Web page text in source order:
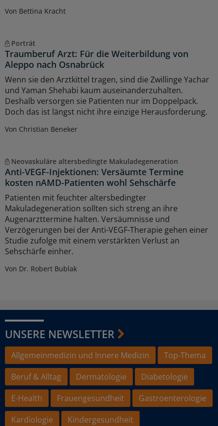
Von Bettina Kracht
Porträt
Traumberuf Arzt: Für die Weiterbildung von
Aleppo nach Osnabrück
Wenn sie den Arztkittel tragen, sind die Zwillinge Yachar
und Yaman Shehabi kaum auseinanderzuhalten.
Deshalb versorgen sie Patienten nur im Doppelpack.
Doch das ist längst nicht ihre einzige Herausforderung.
Von Christian Beneker
Neovaskuläre altersbedingte Makuladegeneration
Anti-VEGF-Injektionen: Versäumte Termine
kosten nAMD-Patienten wohl Sehschärfe
Patienten mit feuchter altersbedingter
Makuladegeneration sollten sich streng an ihre
Augenarzttermine halten. Versäumnisse und
Verzögerungen bei der Anti-VEGF-Therapie gehen einer
Studie zufolge mit einem verstärkten Verlust an
Sehschärfe einher.
Von Dr. Robert Bublak
UNSERE NEWSLETTER
Allgemeinmedizin und Innere Medizin
Top-Thema
Beruf & Alltag
Dermatologie
Diabetologie
E-Health
Frauengesundheit
Gastroenterologie
Kardiologie
Kindergesundheit